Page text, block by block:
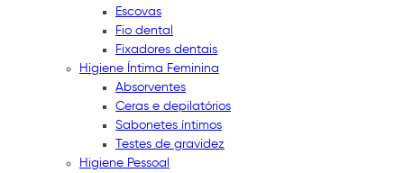
Escovas
Fio dental
Fixadores dentais
Higiene Íntima Feminina
Absorventes
Ceras e depilatórios
Sabonetes íntimos
Testes de gravidez
Higiene Pessoal